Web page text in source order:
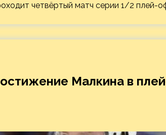
четвёртый матч серии 1/2 плей-
Малкина в